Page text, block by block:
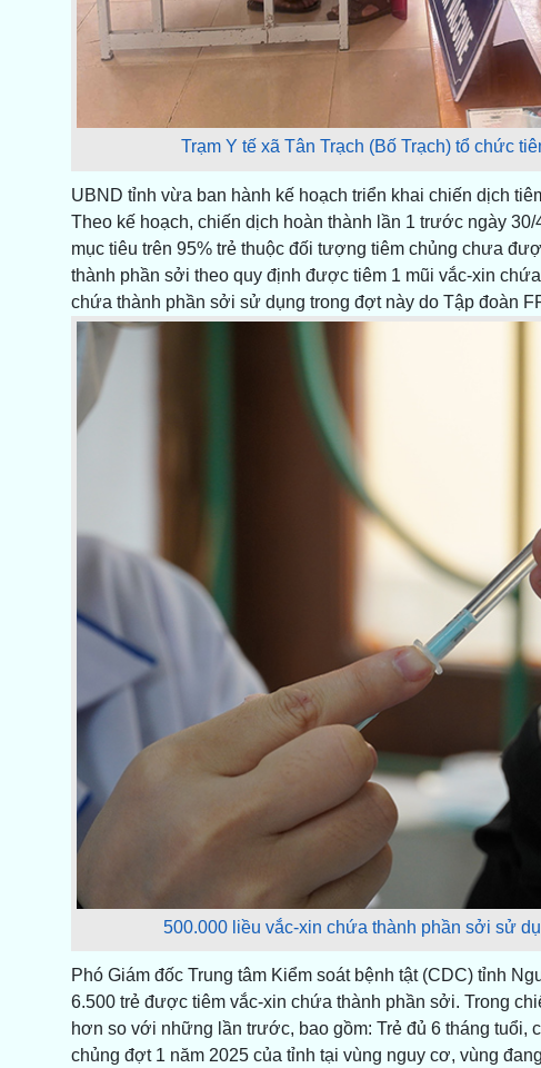
Trạm Y tế xã Tân Trạch (Bố Trạch) tổ chức
UBND tỉnh vừa ban hành kế hoạch triển khai chiến dịch
Theo kế hoạch, chiến dịch hoàn thành lần 1 trước ngày
mục tiêu trên 95% trẻ thuộc đối tượng tiêm chủng chưa
thành phần sởi theo quy định được tiêm 1 mũi vắc-xin
chứa thành phần sởi sử dụng trong đợt này do Tập đoàn
500.000 liều vắc-xin chứa thành phần sởi sử
Phó Giám đốc Trung tâm Kiểm soát bệnh tật (CDC) tỉnh
6.500 trẻ được tiêm vắc-xin chứa thành phần sởi. Trong
hơn so với những lần trước, bao gồm: Trẻ đủ 6 tháng tuổi,
chủng đợt 1 năm 2025 của tỉnh tại vùng nguy cơ, vùng